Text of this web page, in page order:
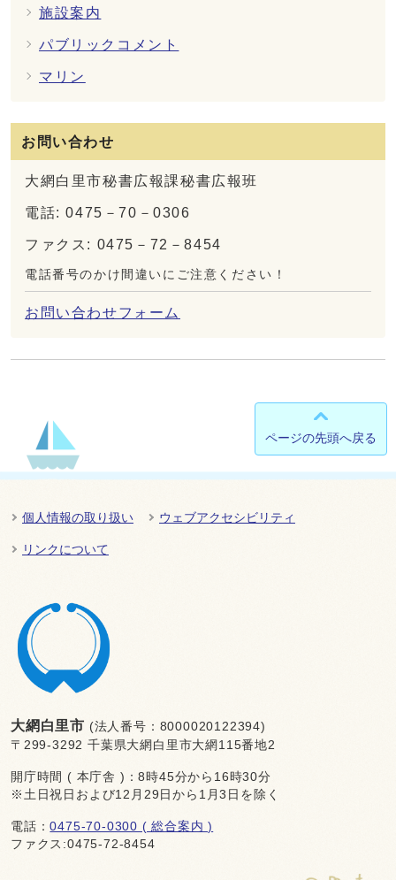
施設案内
パブリックコメント
マリン
お問い合わせ
大網白里市秘書広報課秘書広報班
電話: 0475－70－0306
ファクス: 0475－72－8454
電話番号のかけ間違いにご注意ください！
お問い合わせフォーム
ページの先頭へ戻る
個人情報の取り扱い ウェブアクセシビリティ
リンクについて
大網白里市 (法人番号：8000020122394)
〒299-3292 千葉県大網白里市大網115番地2
開庁時間 ( 本庁舎 )：8時45分から16時30分
※土日祝日および12月29日から1月3日を除く
電話：0475-70-0300 ( 総合案内 )
ファクス:0475-72-8454